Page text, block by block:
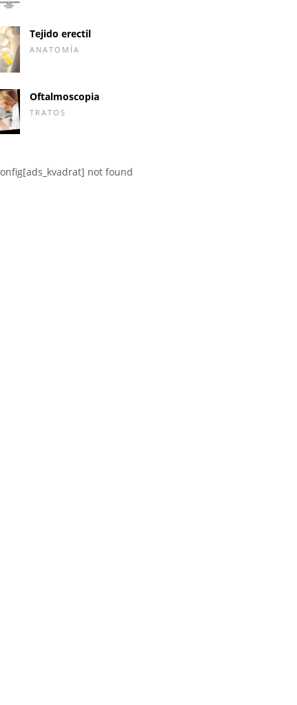
Tejido erectil
ANATOMÍA
Oftalmoscopia
TRATOS
not found